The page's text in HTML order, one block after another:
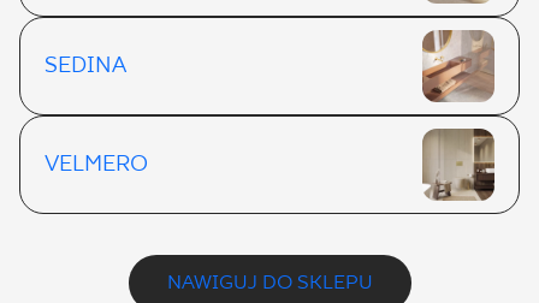
SEDINA
VELMERO
NAWIGUJ DO SKLEPU